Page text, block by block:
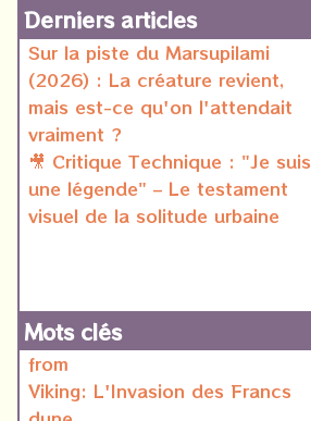
Derniers articles
Sur la piste du Marsupilami
(2026) : La créature revient,
mais est-ce qu'on l'attendait
vraiment ?
🎥 Critique Technique : "Je suis
une légende" – Le testament
visuel de la solitude urbaine
Mots clés
from
Viking: L'Invasion des Francs